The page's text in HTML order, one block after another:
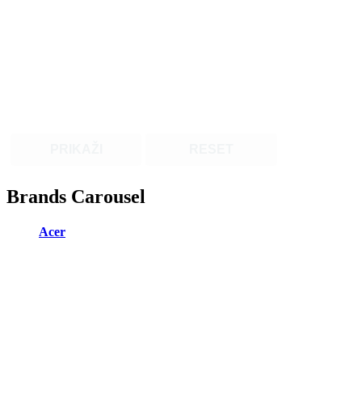
Brands Carousel
Acer